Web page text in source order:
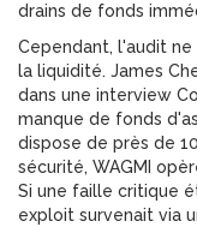
drains de fonds
Cependant, l'audit
la liquidité. James
dans une interview
manque de fonds
dispose de près de
sécurité, WAGMI
Si une faille critique
exploit survenait via